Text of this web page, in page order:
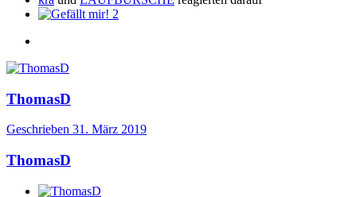
2
ThomasD
Geschrieben 31. März 2019
ThomasD